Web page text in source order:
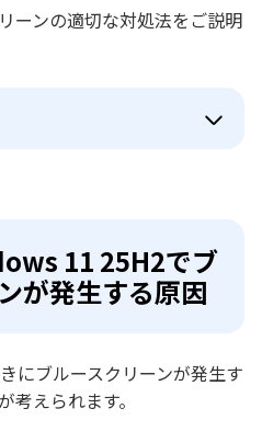
ーンの適切な対処法をご説明
11 25H2でブ
が発生する原因
にブルースクリーンが発生す
考えられます。